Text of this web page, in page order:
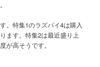
。特集1のラズパイ4は購入
ます。特集2は最近盛り上
が高そうです。